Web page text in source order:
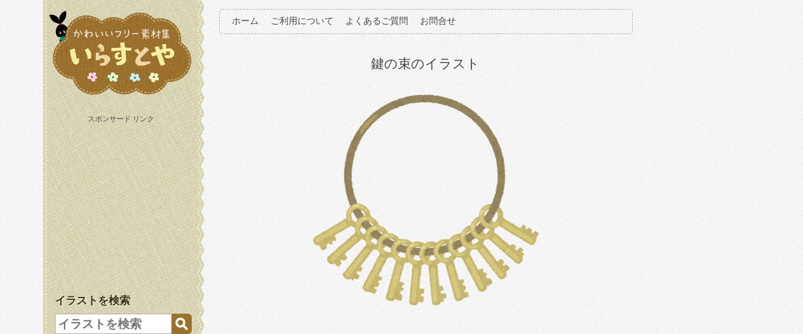
スポンサード リンク
イラストを検索
ホーム ご利用について よくあるご質問 お問合せ
鍵の束のイラスト